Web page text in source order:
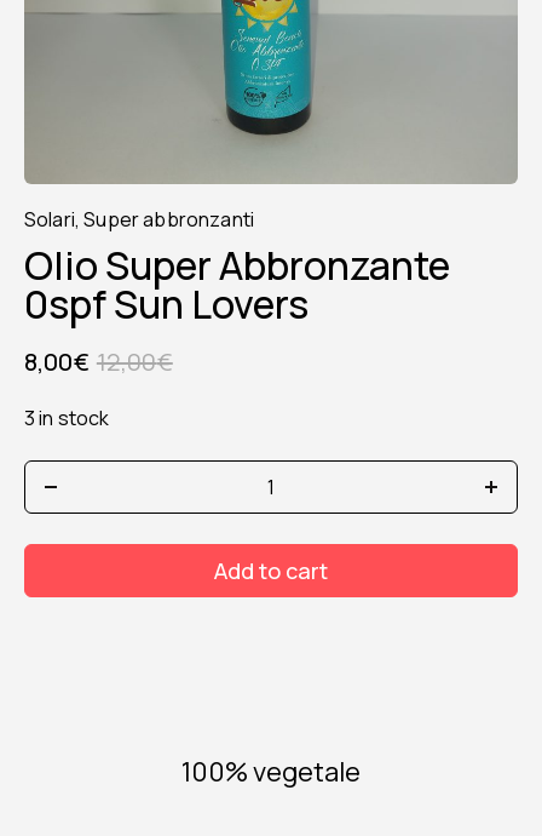
Solari,Super abbronzanti
Olio Super Abbronzante
0spf Sun Lovers
12,00€
8,00€
3 in stock
olio
super
0spf
lovers
Add to cart
100% vegetale